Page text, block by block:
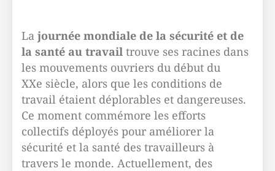
La journée mondiale de la sécurité et de
la santé au travail trouve ses racines dans
les mouvements ouvriers du début du
XXe siècle, alors que les conditions de
travail étaient déplorables et dangereuses.
Ce moment commémore les efforts
collectifs déployés pour améliorer la
sécurité et la santé des travailleurs à
travers le monde. Actuellement, des